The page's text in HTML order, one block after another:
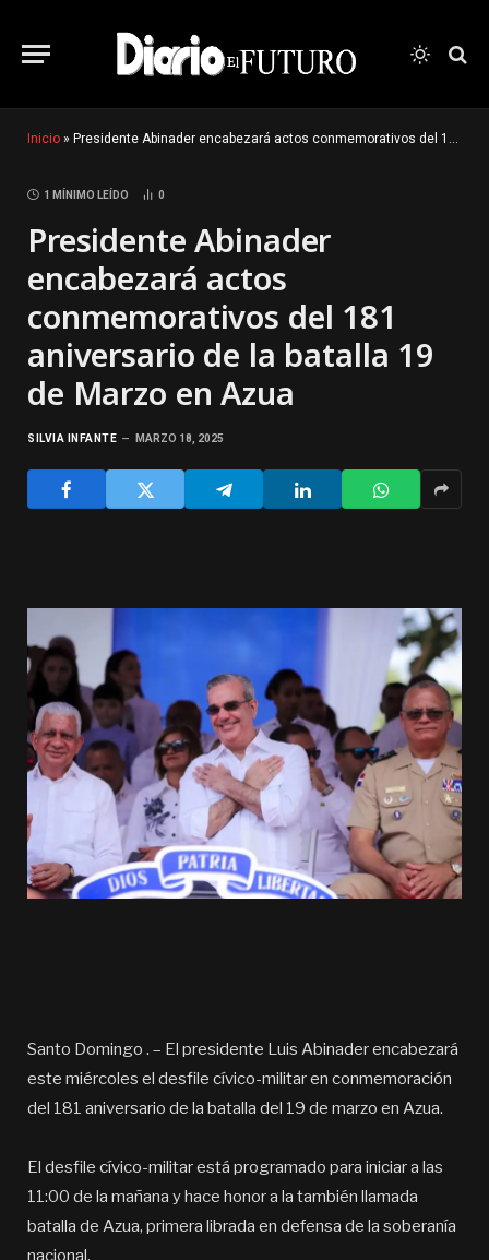
Inicio » Presidente Abinader encabezará actos conmemorativos del 181 aniversario de la batalla 19 de Marzo en Azua
1 MÍNIMO LEÍDO 0
Presidente Abinader
encabezará actos
conmemorativos del 181
aniversario de la batalla 19
de Marzo en Azua
SILVIA INFANTE MARZO 18, 2025
Santo Domingo . – El presidente Luis Abinader encabezará
este miércoles el desfile cívico-militar en conmemoración
del 181 aniversario de la batalla del 19 de marzo en Azua.
El desfile cívico-militar está programado para iniciar a las
11:00 de la mañana y hace honor a la también llamada
batalla de Azua, primera librada en defensa de la soberanía
nacional.